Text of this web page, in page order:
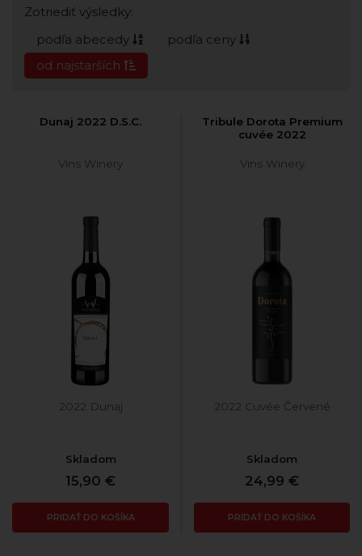
Zotriediť výsledky:
podľa abecedy
podľa ceny
od najstarších
Dunaj 2022 D.S.C.
Vins Winery
2022 Dunaj
Skladom
15,90 €
PRIDAŤ DO KOŠÍKA
Tribule Dorota Premium
cuvée 2022
Vins Winery
2022 Cuvée Červené
Skladom
24,99 €
PRIDAŤ DO KOŠÍKA